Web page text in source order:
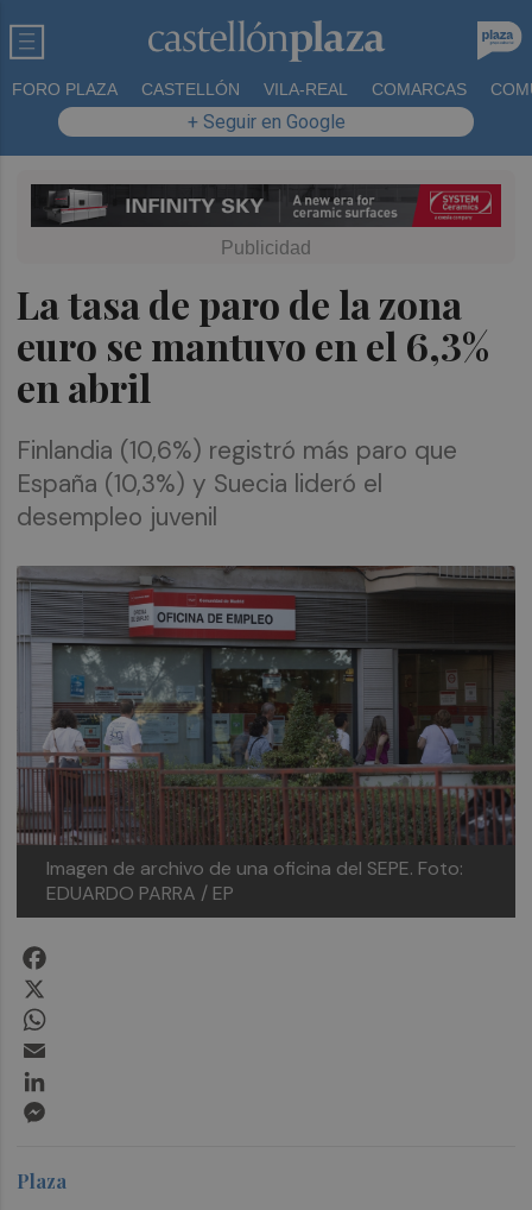
FORO PLAZA CASTELLÓN VILA-REAL COMARCAS
+ Seguir en Google
La tasa de paro de la zona
euro se mantuvo en el 6,3%
en abril
Finlandia (10,6%) registró más paro que
España (10,3%) y Suecia lideró el
desempleo juvenil
Imagen de archivo de una oficina del SEPE. Foto:
EDUARDO PARRA / EP
Plaza